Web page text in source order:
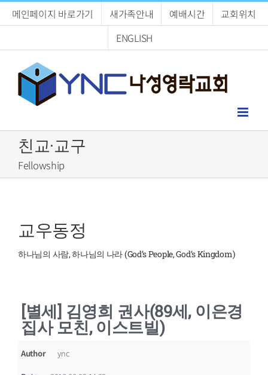
메인페이지 바로가기 새가족안내 예배시간
교회위치
ENGLISH
친교·교구
Fellowship
교우동정
하나님의 사람, 하나님의 나라 (God’s People, God’s Kingdom)
[별세] 김영희 권사(89세, 이은경
집사 모친, 이스트빌)
Author ync